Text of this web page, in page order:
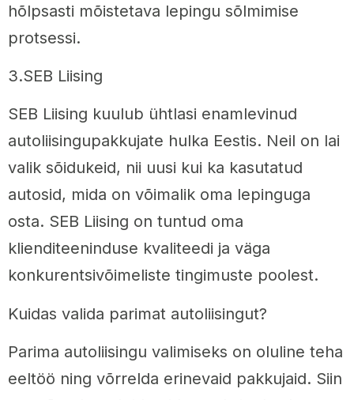
hõlpsasti mõistetava lepingu sõlmimise
protsessi.
3.SEB Liising
SEB Liising kuulub ühtlasi enamlevinud
autoliisingupakkujate hulka Eestis. Neil on lai
valik sõidukeid, nii uusi kui ka kasutatud
autosid, mida on võimalik oma lepinguga
osta. SEB Liising on tuntud oma
klienditeeninduse kvaliteedi ja väga
konkurentsivõimeliste tingimuste poolest.
Kuidas valida parimat autoliisingut?
Parima autoliisingu valimiseks on oluline teha
eeltöö ning võrrelda erinevaid pakkujaid. Siin